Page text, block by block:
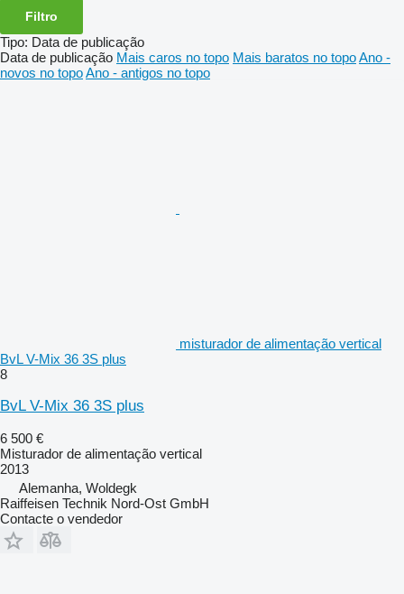
Filtro
Tipo: Data de publicação
Data de publicação Mais caros no topo Mais baratos no topoAno -
novos no topoAno - antigos no topo
misturador de alimentação vertical
BvL V-Mix 36 3S plus
8
BvL V-Mix 36 3S plus
6 500 €
Misturador de alimentação vertical
2013
Alemanha, Woldegk
Raiffeisen Technik Nord-Ost GmbH
Contacte o vendedor